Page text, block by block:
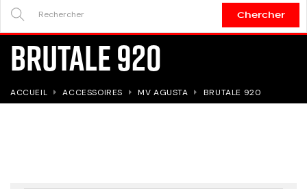
Chercher
BRUTALE 920
ACCUEIL ACCESSOIRES MV AGUSTA BRUTALE 920